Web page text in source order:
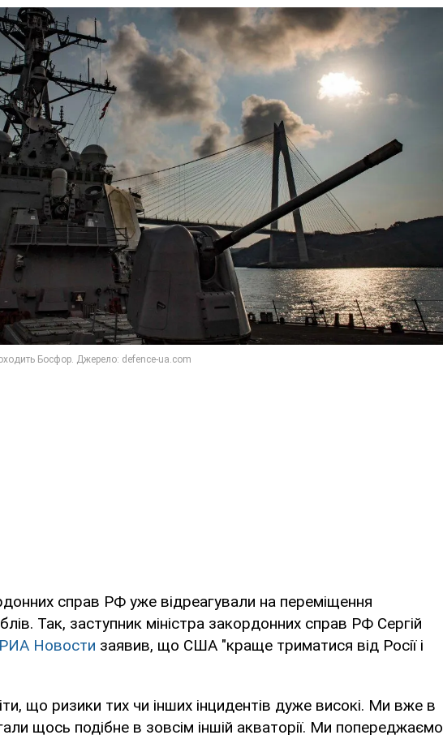
справ РФ уже відреагували на переміщення
Так, заступник міністра закордонних справ РФ Сергій
РИА Новости заявив, що США "краще триматися від Росії і
що ризики тих чи інших інцидентів дуже високі. Ми вже в
щось подібне в зовсім іншій акваторії. Ми попереджаємо